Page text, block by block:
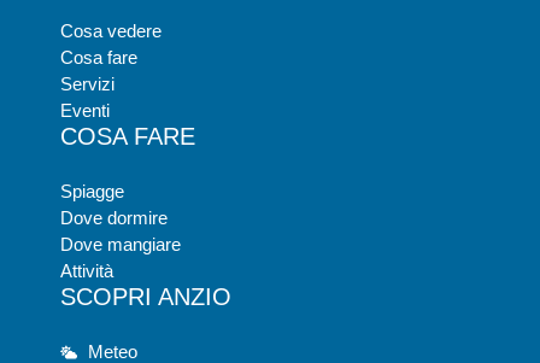
Cosa vedere
Cosa fare
Servizi
Eventi
COSA FARE
Spiagge
Dove dormire
Dove mangiare
Attività
SCOPRI ANZIO
Meteo